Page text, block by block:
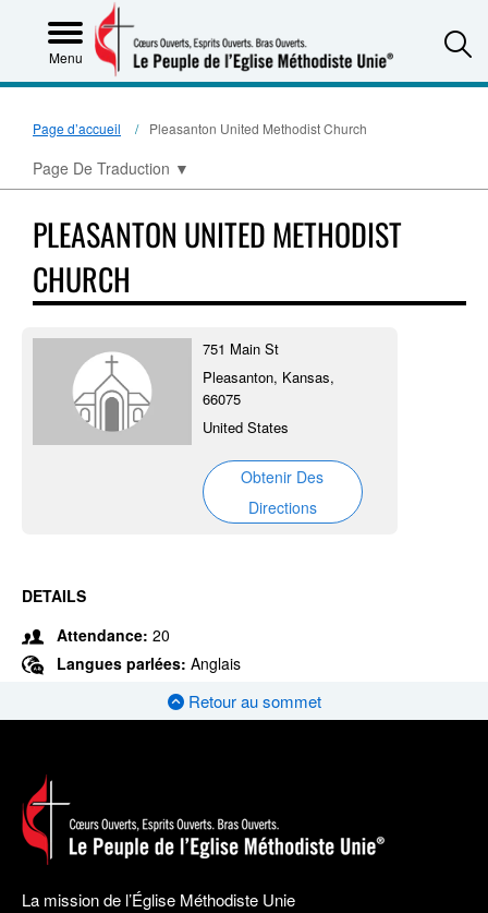
Menu
Page d’accueil Pleasanton United Methodist Church
Page De Traduction ▼
PLEASANTON UNITED METHODIST
CHURCH
751 Main St
Pleasanton, Kansas,
66075
United States
Obtenir Des
Directions
DETAILS
Attendance: 20
Langues parlées: Anglais
Retour au sommet
La mission de l’Église Méthodiste Unie